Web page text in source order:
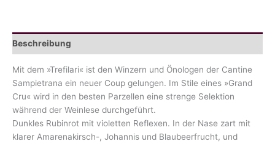
Beschreibung
Mit dem »Trefilari« ist den Winzern und Önologen der Cantine
Sampietrana ein neuer Coup gelungen. Im Stile eines »Grand
Cru« wird in den besten Parzellen eine strenge Selektion
während der Weinlese durchgeführt.
Dunkles Rubinrot mit violetten Reflexen. In der Nase zart mit
klarer Amarenakirsch-, Johannis und Blaubeerfrucht, und